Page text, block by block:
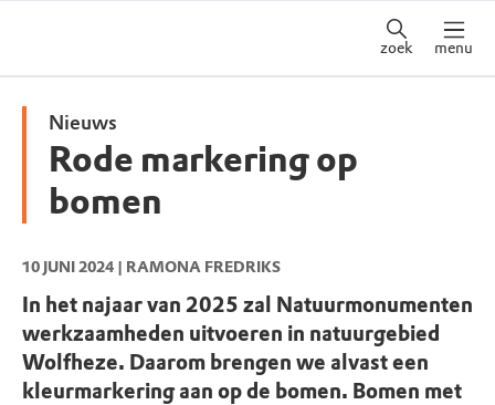
zoek menu
Nieuws
Rode markering op
bomen
10 JUNI 2024 | RAMONA FREDRIKS
In het najaar van 2025 zal Natuurmonumenten
werkzaamheden uitvoeren in natuurgebied
Wolfheze. Daarom brengen we alvast een
kleurmarkering aan op de bomen. Bomen met